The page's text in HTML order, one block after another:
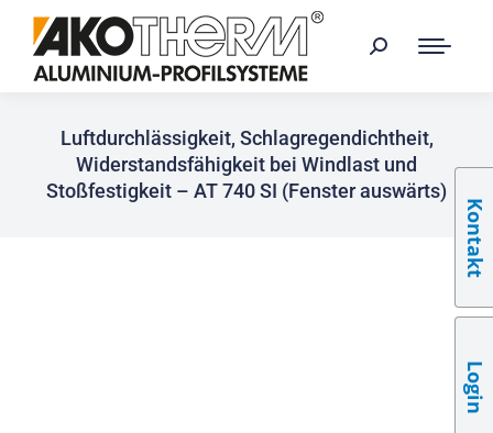
Luftdurchlässigkeit, Schlagregendichtheit,
Widerstandsfähigkeit bei Windlast und
Stoßfestigkeit – AT 740 SI (Fenster auswärts)
Kontakt
Login